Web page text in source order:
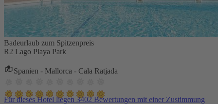
Badeurlaub zum Spitzenpreis
R2 Lago Playa Park
Spanien - Mallorca - Cala Ratjada
Für dieses Hotel liegen 3402 Bewertungen mit einer Zustimmung